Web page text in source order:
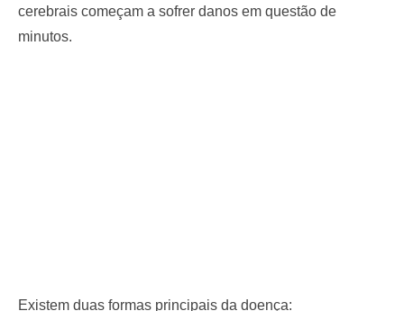
cerebrais começam a sofrer danos em questão de
minutos.
Existem duas formas principais da doença: